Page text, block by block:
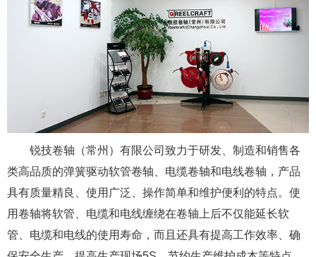
锐技卷轴（常州）有限公司致力于研发、制造和销售各
类高品质的弹簧驱动软管卷轴、电缆卷轴和电线卷轴，产品
具有质量精良、使用广泛、操作简单和维护便利的特点。使
用卷轴将软管、电缆和电线缠绕在卷轴上后不仅能延长软
管、电缆和电线的使用寿命，而且还具有提高工作效率、确